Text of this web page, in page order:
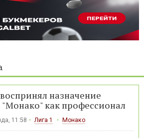
назначение
как профессионал
11:58 Лига 1 Монако